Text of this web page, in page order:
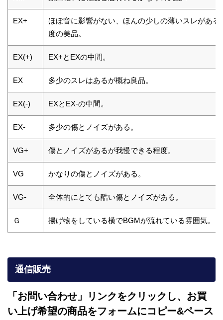
EX+
ほぼ音に影響がない、ほんの少しの薄いスレがある
度の美品。
EX(+) EX+とEXの中間。
EX 多少のスレはあるが概ね良品。
EX(-) EXとEX-の中間。
EX- 多少の傷とノイズがある。
VG+ 傷とノイズがあるが我慢できる程度。
VG かなりの傷とノイズがある。
VG- 全体的にとても酷い傷とノイズがある。
Ｇ 揚げ物をしている横でBGMが流れている雰囲気。
通信販売
「お問い合わせ」リンクをクリックし、 お買
い上げ希望の商品をフォームにコピー&ペース